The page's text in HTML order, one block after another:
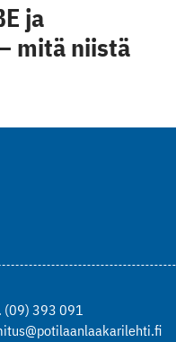
ja
mitä niistä
(09) 393 091